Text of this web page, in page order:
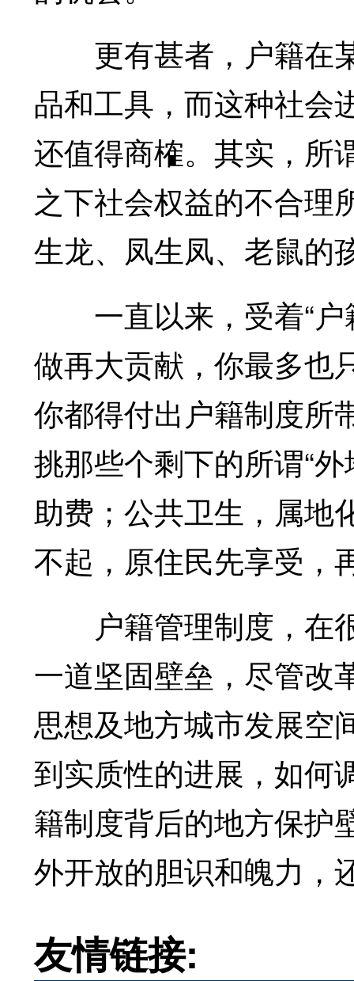
更有甚者，户籍在
品和工具，而这种社会
还值得商榷。其实，所
之下社会权益的不合理
生龙、凤生凤、老鼠的
一直以来，受着“户
做再大贡献，你最多也
你都得付出户籍制度所
挑那些个剩下的所谓“
助费；公共卫生，属地
不起，原住民先享受
户籍管理制度，在
一道坚固壁垒，尽管改
思想及地方城市发展空
到实质性的进展，如何
籍制度背后的地方保护
外开放的胆识和魄力，
友情链接: